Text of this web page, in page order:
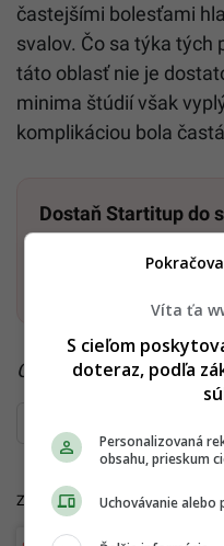
častejšími bolesťami
svalov. Čo sa týka tých
táto oblasť nie je
minima štúdií však
komplikáciou bola
Dostaň Startitup do
Pridať
Čítaj viac z kategórie:
Ďakujeme, že čítaš
alebo si
Zdroje: TASR,IFL Science
Veda a vesmír
Víta ťa
S cieľom
doteraz, podľa
Personalizovaná
obsahu, prieskum
Uchovávanie